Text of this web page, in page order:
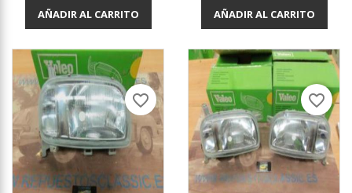
AÑADIR AL CARRITO AÑADIR AL CARRITO
favorite_border favorite_border